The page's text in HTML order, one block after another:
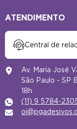
ATENDIMENTO
Central de
Av. Maria José
São Paulo - SP
18h
(11) 9 5784-